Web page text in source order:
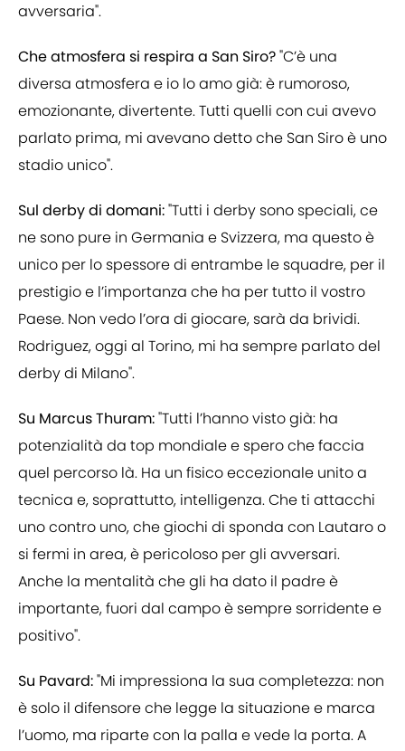
avversaria".
Che atmosfera si respira a San Siro?"C’è una
diversa atmosfera e io lo amo già: è rumoroso,
emozionante, divertente. Tutti quelli con cui avevo
parlato prima, mi avevano detto che San Siro è uno
stadio unico".
Sul derby di domani:"Tutti i derby sono speciali, ce
ne sono pure in Germania e Svizzera, ma questo è
unico per lo spessore di entrambe le squadre, per il
prestigio e l’importanza che ha per tutto il vostro
Paese. Non vedo l’ora di giocare, sarà da brividi.
Rodriguez, oggi al Torino, mi ha sempre parlato del
derby di Milano".
Su Marcus Thuram:"Tutti l’hanno visto già: ha
potenzialità da top mondiale e spero che faccia
quel percorso là. Ha un fisico eccezionale unito a
tecnica e, soprattutto, intelligenza. Che ti attacchi
uno contro uno, che giochi di sponda con Lautaro o
si fermi in area, è pericoloso per gli avversari.
Anche la mentalità che gli ha dato il padre è
importante, fuori dal campo è sempre sorridente e
positivo".
Su Pavard:"Mi impressiona la sua completezza: non
è solo il difensore che legge la situazione e marca
l’uomo, ma riparte con la palla e vede la porta. A